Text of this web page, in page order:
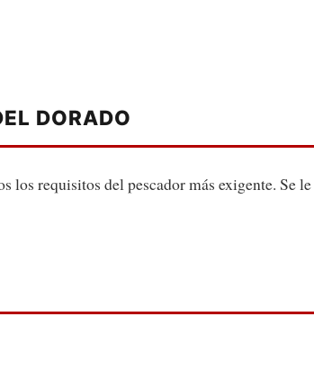
DORADO
los requisitos del pescador más exigente. Se